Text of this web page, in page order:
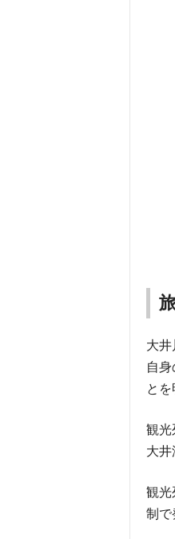
大井
自
とを
観光
大井
観光
制で